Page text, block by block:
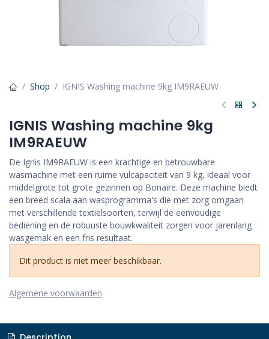
Shop IGNIS Washing machine 9kg IM9RAEUW
IGNIS Washing machine 9kg
IM9RAEUW
De Ignis IM9RAEUW is een krachtige en betrouwbare
wasmachine met een ruime vulcapaciteit van 9 kg, ideaal voor
middelgrote tot grote gezinnen op Bonaire. Deze machine biedt
een breed scala aan wasprogramma's die met zorg omgaan
met verschillende textielsoorten, terwijl de eenvoudige
bediening en de robuuste bouwkwaliteit zorgen voor jarenlang
wasgemak en een fris resultaat.
Dit product is niet meer beschikbaar.
Algemene voorwaarden